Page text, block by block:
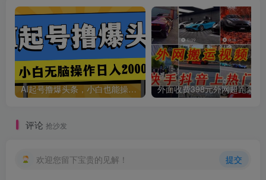
AI起号撸爆头条，小白也能操作，日入2000+
评论 抢沙发
欢迎您留下宝贵的见解！ 提交